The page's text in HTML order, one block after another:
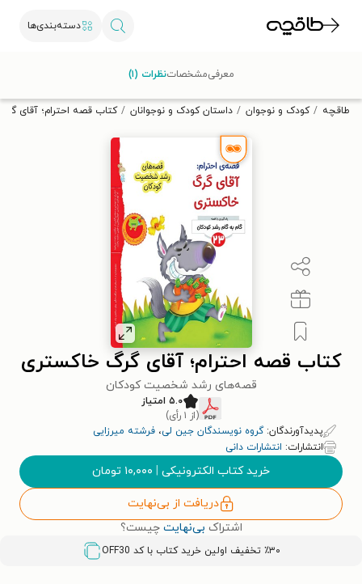
دسته‌بندی‌ها
تخفیف از طاقچه دریافت کن.
طاقچه کودک و نوجوان داستان کودک و نوجوانان کتاب قصه احترام؛ آقای
کتاب قصه احترام؛ آقای گرگ خاکستری
قصه‌های رشد شخصیت کودکان
۵.۰ امتیاز
(از ۱ رأی)
پدیدآورندگان:گروه نویسندگان جین لی، فرشته میرزایی
انتشارات: انتشارات دانی
خرید کتاب الکترونیکی | ۱۰,۰۰۰ تومان
دریافت از بی‌نهایت
اشتراک بی‌نهایت چیست؟
٪۳۰ تخفیف اولین خرید کتاب با کد OFF30
معرفیمشخصاتنظرات (۱)